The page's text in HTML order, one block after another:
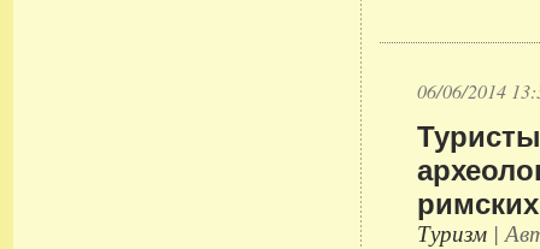
06/06/2014
Туризм |